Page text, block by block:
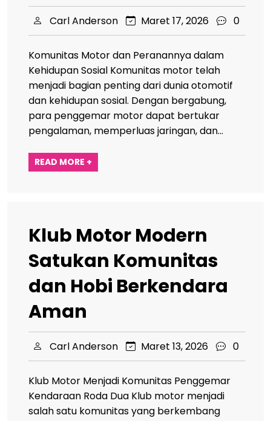
Carl Anderson Maret 17, 2026 0
Komunitas Motor dan Peranannya dalam
Kehidupan Sosial Komunitas motor telah
menjadi bagian penting dari dunia otomotif
dan kehidupan sosial. Dengan bergabung,
para penggemar motor dapat bertukar
pengalaman, memperluas jaringan, dan…
READ MORE +
Klub Motor Modern
Satukan Komunitas
dan Hobi Berkendara
Aman
Carl Anderson Maret 13, 2026 0
Klub Motor Menjadi Komunitas Penggemar
Kendaraan Roda Dua Klub motor menjadi
salah satu komunitas yang berkembang